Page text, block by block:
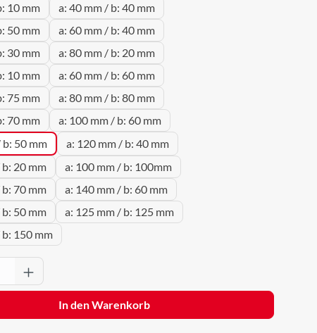
10 mm
a: 40 mm / b: 40 mm
50 mm
a: 60 mm / b: 40 mm
30 mm
a: 80 mm / b: 20 mm
10 mm
a: 60 mm / b: 60 mm
75 mm
a: 80 mm / b: 80 mm
70 mm
a: 100 mm / b: 60 mm
50 mm
a: 120 mm / b: 40 mm
20 mm
a: 100 mm / b: 100mm
70 mm
a: 140 mm / b: 60 mm
50 mm
a: 125 mm / b: 125 mm
150 mm
Gib den gewünschten Wert ein
In den Warenkorb